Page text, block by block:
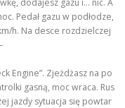
dodajesz gazu i… nic. A
Pedał gazu w podłodze,
h. Na desce rozdzielczej
Engine”. Zjeżdżasz na po
gasną, moc wraca. Rus
jazdy sytuacja się powtar